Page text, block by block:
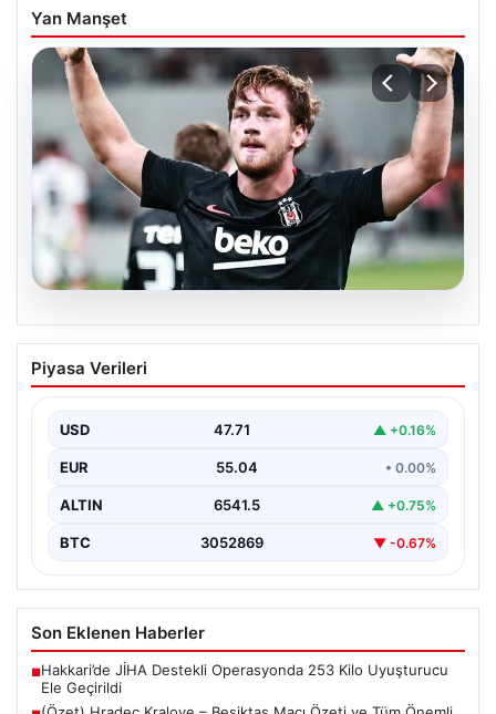
Yan Manşet
06.08.2026
(Özet) Hradec Kralove – Beşiktaş Maçı
Özeti ve Tüm Önemli Anları
Piyasa Verileri
USD 47.71 ▲ +0.16%
EUR 55.04 • 0.00%
ALTIN 6541.5 ▲ +0.75%
BTC 3052869 ▼ -0.67%
Son Eklenen Haberler
■Hakkari’de JİHA Destekli Operasyonda 253 Kilo Uyuşturucu
Ele Geçirildi